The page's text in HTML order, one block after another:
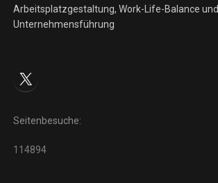
Arbeitsplatzgestaltung, Work-Life-Balance und
Unternehmensführung
X
Seitenbesuche:
114894